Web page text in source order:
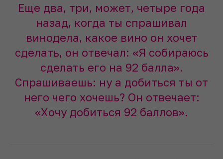
Еще два, три, может, четыре года
назад, когда ты спрашивал
винодела, какое вино он хочет
сделать, он отвечал: «Я собираюсь
сделать его на 92 балла».
Спрашиваешь: ну а добиться ты от
него чего хочешь? Он отвечает:
«Хочу добиться 92 баллов».